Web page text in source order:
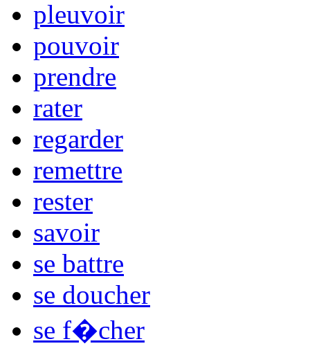
pleuvoir
pouvoir
prendre
rater
regarder
remettre
rester
savoir
se battre
se doucher
se f�cher